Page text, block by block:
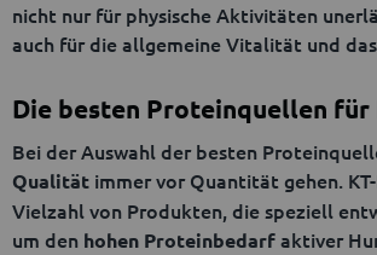
nicht nur für physische Aktivitäten
auch für die allgemeine Vitalität und das
Die besten Proteinquellen für
Bei der Auswahl der besten
Qualität immer vor Quantität gehen.
Vielzahl von Produkten, die speziell
um den hohen Proteinbedarfaktiver